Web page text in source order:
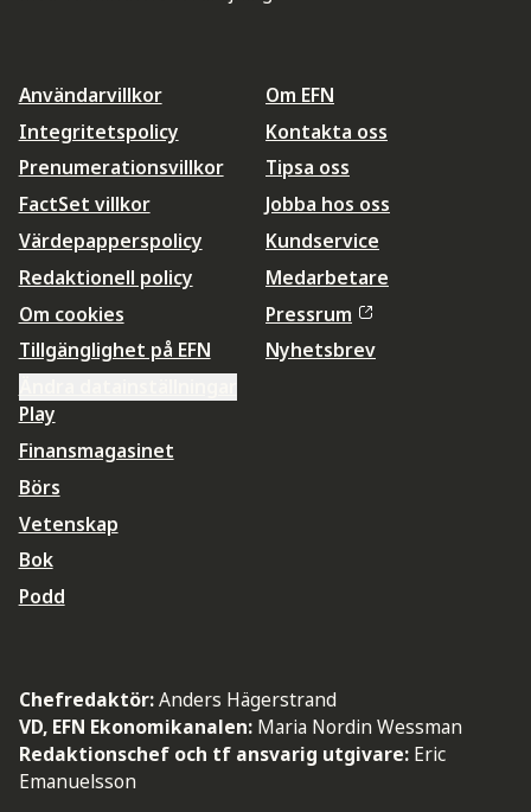
Användarvillkor
Integritetspolicy
Prenumerationsvillkor
FactSet villkor
Värdepapperspolicy
Redaktionell policy
Om cookies
Tillgänglighet på EFN
Om EFN
Kontakta oss
Tipsa oss
Jobba hos oss
Kundservice
Medarbetare
Pressrum
Nyhetsbrev
Play
Finansmagasinet
Börs
Vetenskap
Bok
Podd
Chefredaktör:Anders Hägerstrand
VD, EFN Ekonomikanalen: Maria Nordin Wessman
Redaktionschef och tf ansvarig utgivare: Eric
Emanuelsson